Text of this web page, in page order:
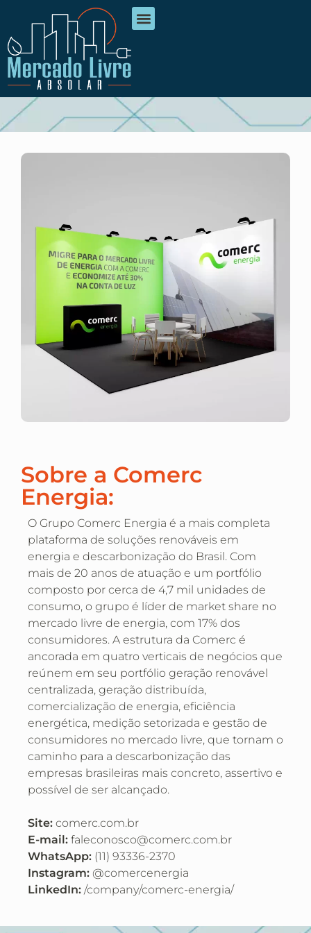
Sobre a Comerc
Energia:
O Grupo Comerc Energia é a mais completa
plataforma de soluções renováveis em
energia e descarbonização do Brasil. Com
mais de 20 anos de atuação e um portfólio
composto por cerca de 4,7 mil unidades de
consumo, o grupo é líder de market share no
mercado livre de energia, com 17% dos
consumidores. A estrutura da Comerc é
ancorada em quatro verticais de negócios que
reúnem em seu portfólio geração renovável
centralizada, geração distribuída,
comercialização de energia, eficiência
energética, medição setorizada e gestão de
consumidores no mercado livre, que tornam o
caminho para a descarbonização das
empresas brasileiras mais concreto, assertivo e
possível de ser alcançado.
Site: comerc.com.br
E-mail: faleconosco@comerc.com.br
WhatsApp: (11) 93336-2370
Instagram: @comercenergia
LinkedIn: /company/comerc-energia/